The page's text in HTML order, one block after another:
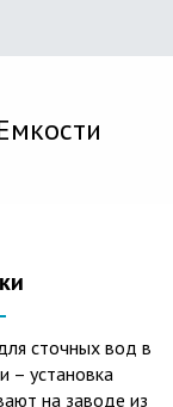
сточных вод в
– установка
на заводе из